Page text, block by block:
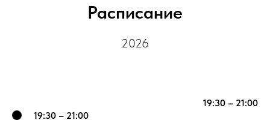
Расписание
2026
19:30 – 21:00
19:30 – 21:00